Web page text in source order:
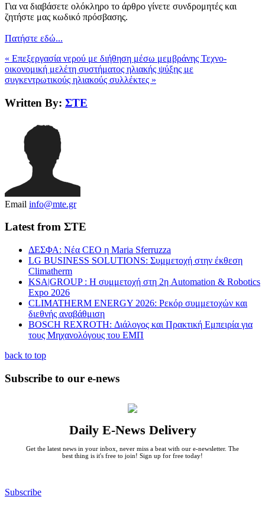
Για να διαβάσετε ολόκληρο το άρθρο γίνετε συνδρομητές και
ζητήστε μας κωδικό πρόσβασης.
Πατήστε εδώ...
« Επεξεργασία νερού με διήθηση μέσω μεμβράνης Τεχνο-
οικονομική μελέτη συστήματος ηλιακής ψύξης με
συγκεντρωτικούς ηλιακούς συλλέκτες »
Written By: ΣΤΕ
Email info@mte.gr
Latest from ΣΤΕ
ΔΕΣΦΑ: Νέα CEO η Maria Sferruzza
LG BUSINESS SOLUTIONS: Συμμετοχή στην έκθεση
Climatherm
KSA|GROUP : Η συμμετοχή στη 2η Automation & Robotics
Expo 2026
CLIMATHERM ENERGY 2026: Ρεκόρ συμμετοχών και
διεθνής αναβάθμιση
BOSCH REXROTH: Διάλογος και Πρακτική Εμπειρία για
τους Μηχανολόγους του ΕΜΠ
back to top
Subscribe to our e-news
Daily E-News Delivery
Get the latest news in your inbox, never miss a beat with our e-newsletter. The
best thing is it's free to join! Sign up for free today!
Subscribe